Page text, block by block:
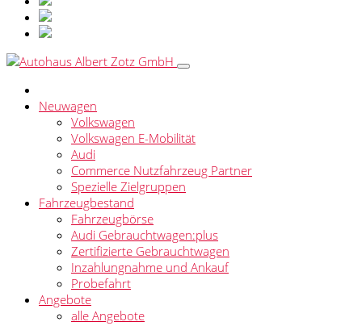
Neuwagen
Volkswagen
Volkswagen E-Mobilität
Audi
Commerce Nutzfahrzeug Partner
Spezielle Zielgruppen
Fahrzeugbestand
Fahrzeugbörse
Audi Gebrauchtwagen:plus
Zertifizierte Gebrauchtwagen
Inzahlungnahme und Ankauf
Probefahrt
Angebote
alle Angebote